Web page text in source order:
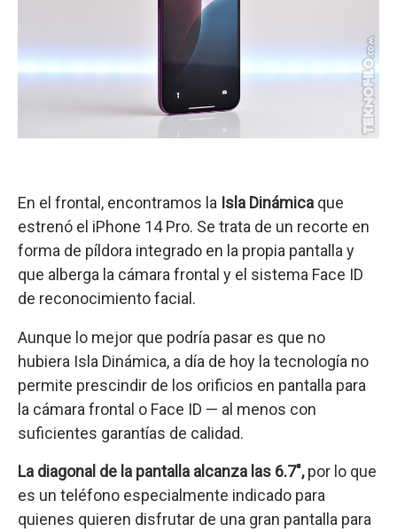
En el frontal, encontramos la Isla Dinámica que
estrenó el iPhone 14 Pro. Se trata de un recorte en
forma de píldora integrado en la propia pantalla y
que alberga la cámara frontal y el sistema Face ID
de reconocimiento facial.
Aunque lo mejor que podría pasar es que no
hubiera Isla Dinámica, a día de hoy la tecnología no
permite prescindir de los orificios en pantalla para
la cámara frontal o Face ID — al menos con
suficientes garantías de calidad.
La diagonal de la pantalla alcanza las 6.7″,por lo que
es un teléfono especialmente indicado para
quienes quieren disfrutar de una gran pantalla para